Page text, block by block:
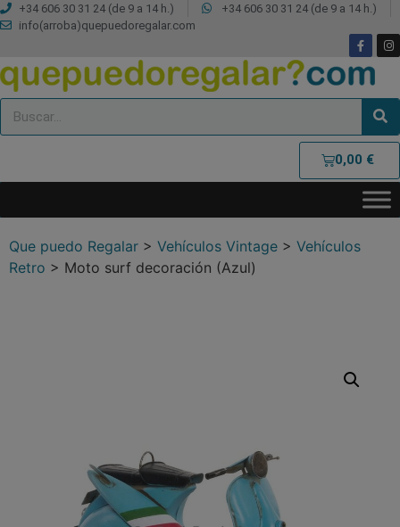
+34 606 30 31 24 (de 9 a 14 h.)
+34 606 30 31 24 (de 9 a 14 h.)
info(arroba)quepuedoregalar.com
0,00 €
Que puedo Regalar > Vehículos Vintage > Vehículos
Retro > Moto surf decoración (Azul)